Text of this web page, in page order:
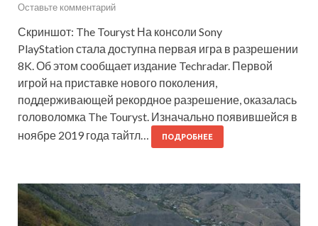
Оставьте комментарий
Скриншот: The Touryst На консоли Sony
PlayStation стала доступна первая игра в разрешении
8K. Об этом сообщает издание Techradar. Первой
игрой на приставке нового поколения,
поддерживающей рекордное разрешение, оказалась
головоломка The Touryst. Изначально появившейся в
ноябре 2019 года тайтл…
ПОДРОБНЕЕ